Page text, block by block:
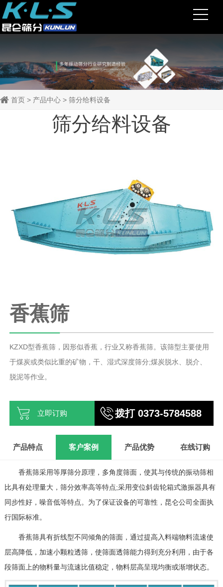
首页 > 产品中心 >筛分给料设备
筛分给料设备
香蕉筛
KZXD型香蕉筛，因形似香蕉，行业又称香蕉筛。该筛型主要使用
于煤炭或类似比重的矿物，干、湿式深度筛分;煤炭脱水、脱介、
脱泥等作业。
立即订购 拨打 0373-5784588
产品特点 客户案例 产品优势 在线订购
香蕉筛采用等厚筛分原理，多角度筛面，使其与传统的振动筛相
比具有处理量大，筛分效率高等特点;采用变位斜齿轮箱式激振器具有
同步性好，噪音低等特点。为了保证设备的可靠性，昆仑公司全面执
行国际标准。
香蕉筛具有折线型不同倾角的筛面，通过提高入料端物料流速使
层高降低，加速小颗粒透筛，使筛面透筛能力得到充分利用，由于各
段筛面上的物料量与流速比值稳定，物料层高呈现均衡或渐增状态。